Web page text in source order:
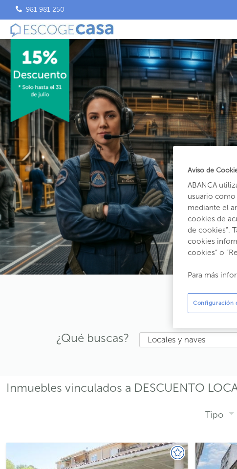
981 981 250
¿Qué buscas? Locales y naves
Inmuebles vinculados a DESCUENTO
Tipo
Aviso de
ABANCA
usuario
mediante el
cookies de
de cookies”.
cookies
cookies” o
Para más
Configuración